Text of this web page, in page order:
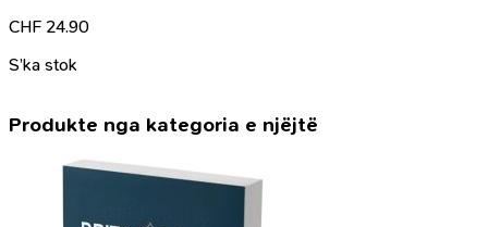
CHF 24.90
S’ka stok
Produkte nga kategoria e njëjtë